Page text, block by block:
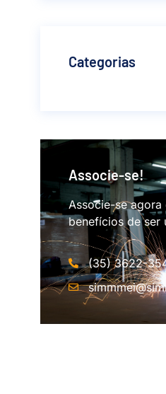
Categorias
Associe-se!
Associe-se
benefícios de ser
(35) 3622-